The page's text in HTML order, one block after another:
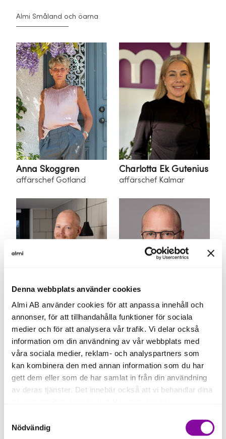
Denna webbplats använder cookies
Almi AB använder cookies för att anpassa innehåll och
annonser, för att tillhandahålla funktioner för sociala
medier och för att analysera vår trafik. Vi delar också
information om din användning av vår webbplats med
våra sociala medier, reklam- och analyspartners som
kan kombinera den med annan information som du har
gett dem eller som de har samlat in från din användning
av deras tjänster. Det innebär också att vi behandlar dina
Om du klickar på avvisa kommer användning av kakor
Nödvändig
Almi Småland och öarna
Anna Skoggren
affärschef Gotland
Charlotta Ek Gutenius
affärschef Kalmar
David Lengström Fredrik Fridén
affärschef Kronoberg